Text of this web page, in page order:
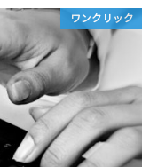
ワンクリック